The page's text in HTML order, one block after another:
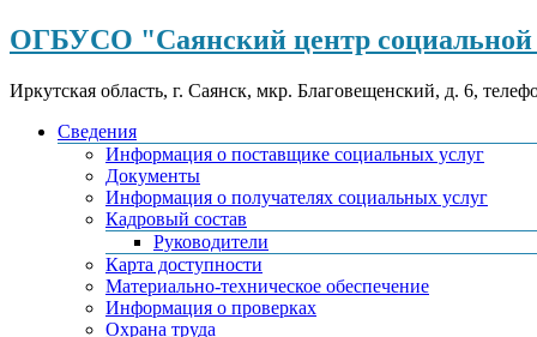
ОГБУСО "Саянский центр социальной
Иркутская область, г. Саянск, мкр. Благовещенский, д. 6,
Сведения
Информация о поставщике социальных услуг
Документы
Информация о получателях социальных услуг
Кадровый состав
Руководители
Карта доступности
Материально-техническое обеспечение
Информация о проверках
Охрана труда